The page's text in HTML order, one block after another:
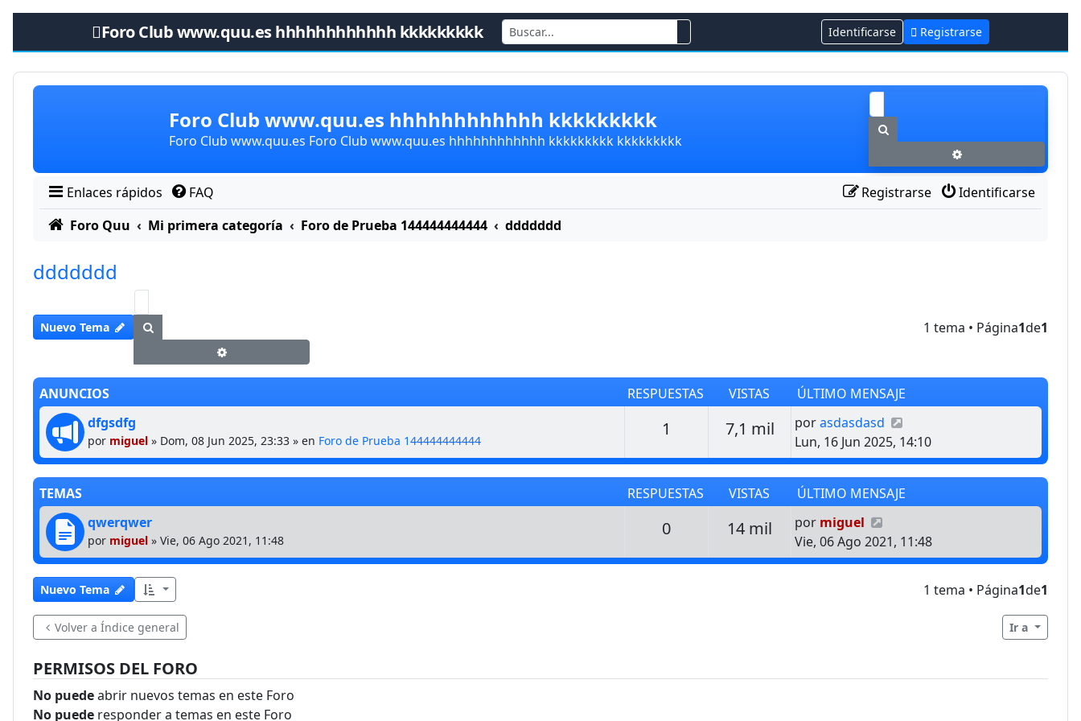
Foro Club www.quu.es hhhhhhhhhhhh kkkkkkkkk Identificarse Registrarse
Obviar
Foro Club www.quu.es hhhhhhhhhhhh kkkkkkkkk
Foro Club www.quu.es Foro Club www.quu.es hhhhhhhhhhhh kkkkkkkkk kkkkkkkkk
Enlaces rápidos FAQ Identificarse
Registrarse
Foro Quu
Mi primera categoría Foro de Prueba 144444444444 ddddddd
ddddddd
Nuevo Tema 1 tema • Página1de1
ANUNCIOS RESPUESTAS VISTAS
ÚLTIMO MENSAJE
dfgsdfg
por miguel » Dom, 08 Jun 2025, 23:33 » en Foro de Prueba 144444444444
1 Respuestas
7,1 milVistasÚltimo mensaje
porasdasdasd
Lun, 16 Jun 2025, 14:10
TEMAS RESPUESTAS VISTAS
ÚLTIMO MENSAJE
qwerqwer
por miguel » Vie, 06 Ago 2021, 11:48
0Respuestas
14 mil Vistas
Último mensaje
por miguel
Vie, 06 Ago 2021, 11:48
Nuevo Tema 1 tema • Página1de1
Volver a Índice general Ir a
PERMISOS DEL FORO
No puedeabrir nuevos temas en este Foro
No puede responder a temas en este Foro